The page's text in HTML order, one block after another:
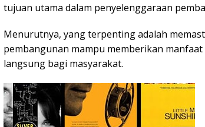
tujuan utama dalam penyelenggaraan
Menurutnya, yang terpenting adalah
pembangunan mampu memberikan
langsung bagi masyarakat.